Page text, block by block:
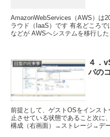
AmazonWebServices（AWS）は
ラウド（IaaS）です 有名どころ
などが AWSへシステムを移行し
日常の出来事
４．
バの
前提として、ゲストOSをインス
止させている状態であること次に
構成（右画面）→ストレージ→デ